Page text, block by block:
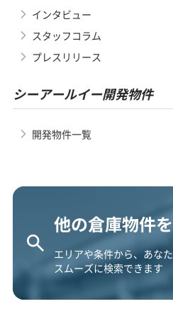
インタビュー
スタッフコラム
プレスリリース
シーアールイー開発物件
開発物件一覧
他の倉庫物件
エリアや条件から、あな
スムーズに検索できます